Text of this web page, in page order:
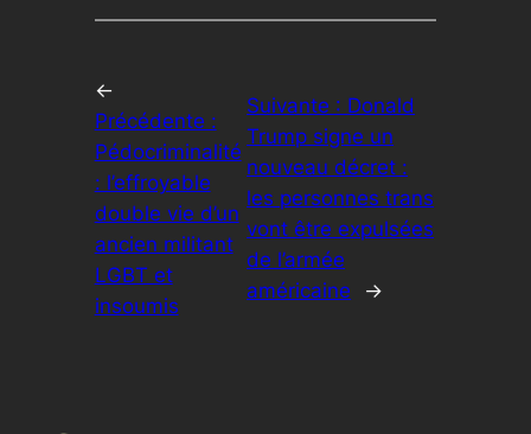
←
Précédente :
Pédocriminalité
: l’effroyable
double vie d’un
ancien militant
LGBT et
insoumis
Suivante : Donald
Trump signe un
nouveau décret :
les personnes trans
vont être expulsées
de l’armée
américaine
→